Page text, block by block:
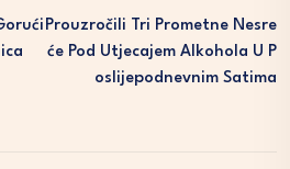
Prouzročili Tri Prometne Nesre
Će Pod Utjecajem Alkohola U P
Oslijepodnevnim Satima